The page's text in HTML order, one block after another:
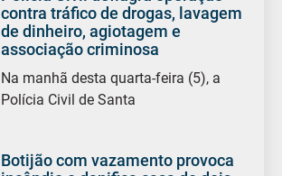
contra tráfico de drogas, lavagem
de dinheiro, agiotagem e
associação criminosa
Na manhã desta quarta-feira (5), a
Polícia Civil de Santa
Botijão com vazamento provoca